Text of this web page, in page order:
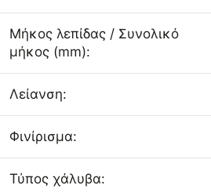
Μήκος λεπίδας / Συνολικό
μήκος (mm):
Λείανση:
Φινίρισμα:
Τύπος χάλυβα: